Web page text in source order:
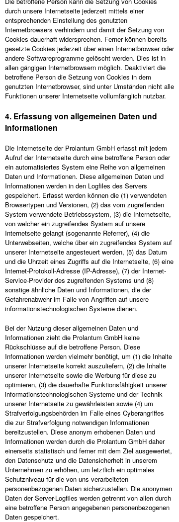
durch unsere Internetseite jederzeit mittels einer
entsprechenden Einstellung des genutzten
Internetbrowsers verhindern und damit der Setzung von
Cookies dauerhaft widersprechen. Ferner können bereits
gesetzte Cookies jederzeit über einen Internetbrowser oder
andere Softwareprogramme gelöscht werden. Dies ist in
allen gängigen Internetbrowsern möglich. Deaktiviert die
betroffene Person die Setzung von Cookies in dem
genutzten Internetbrowser, sind unter Umständen nicht alle
Funktionen unserer Internetseite vollumfänglich nutzbar.
4. Erfassung von allgemeinen Daten und
Informationen
Die Internetseite der Prolantum GmbH erfasst mit jedem
Aufruf der Internetseite durch eine betroffene Person oder
ein automatisiertes System eine Reihe von allgemeinen
Daten und Informationen. Diese allgemeinen Daten und
Informationen werden in den Logfiles des Servers
gespeichert. Erfasst werden können die (1) verwendeten
Browsertypen und Versionen, (2) das vom zugreifenden
System verwendete Betriebssystem, (3) die Internetseite,
von welcher ein zugreifendes System auf unsere
Internetseite gelangt (sogenannte Referrer), (4) die
Unterwebseiten, welche über ein zugreifendes System auf
unserer Internetseite angesteuert werden, (5) das Datum
und die Uhrzeit eines Zugriffs auf die Internetseite, (6) eine
Internet-Protokoll-Adresse (IP-Adresse), (7) der Internet-
Service-Provider des zugreifenden Systems und (8)
sonstige ähnliche Daten und Informationen, die der
Gefahrenabwehr im Falle von Angriffen auf unsere
informationstechnologischen Systeme dienen.
Bei der Nutzung dieser allgemeinen Daten und
Informationen zieht die Prolantum GmbH keine
Rückschlüsse auf die betroffene Person. Diese
Informationen werden vielmehr benötigt, um (1) die Inhalte
unserer Internetseite korrekt auszuliefern, (2) die Inhalte
unserer Internetseite sowie die Werbung für diese zu
optimieren, (3) die dauerhafte Funktionsfähigkeit unserer
informationstechnologischen Systeme und der Technik
unserer Internetseite zu gewährleisten sowie (4) um
Strafverfolgungsbehörden im Falle eines Cyberangriffes
die zur Strafverfolgung notwendigen Informationen
bereitzustellen. Diese anonym erhobenen Daten und
Informationen werden durch die Prolantum GmbH daher
einerseits statistisch und ferner mit dem Ziel ausgewertet,
den Datenschutz und die Datensicherheit in unserem
Unternehmen zu erhöhen, um letztlich ein optimales
Schutzniveau für die von uns verarbeiteten
personenbezogenen Daten sicherzustellen. Die anonymen
Daten der Server-Logfiles werden getrennt von allen durch
eine betroffene Person angegebenen personenbezogenen
Daten gespeichert.